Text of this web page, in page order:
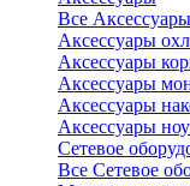
Все Аксессуары
Аксессуары
Аксессуары
Аксессуары
Аксессуары
Аксессуары
Сетевое
Все Сетевое